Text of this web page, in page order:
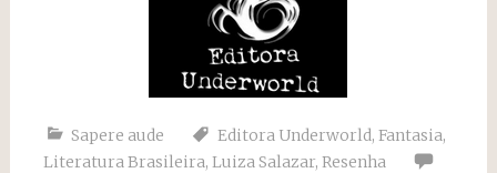
Sapere aude Editora Underworld, Fantasia,
Literatura Brasileira, Luiza Salazar, Resenha